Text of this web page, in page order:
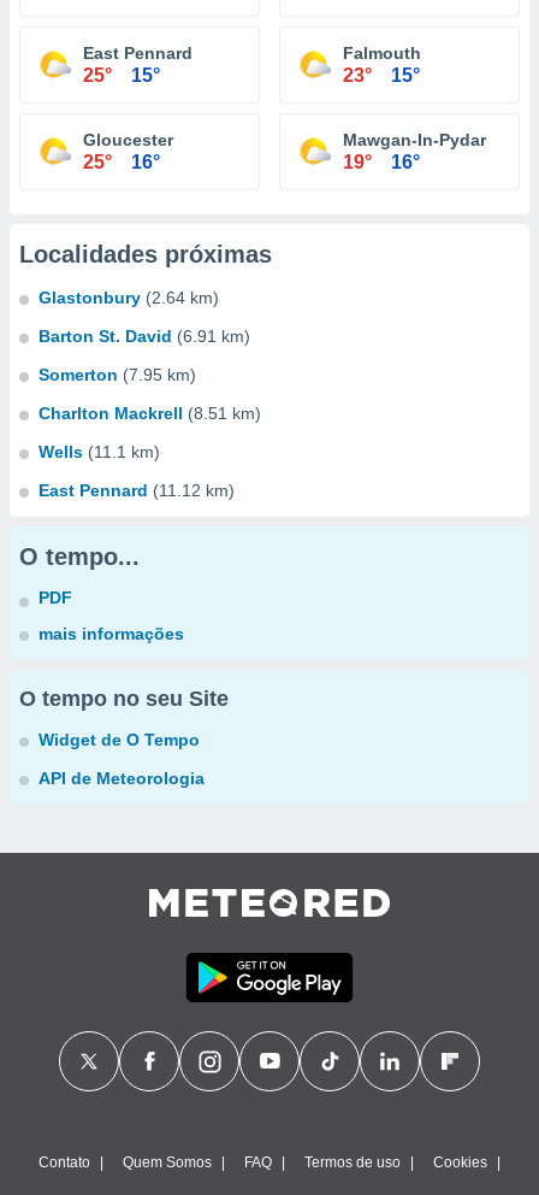
East Pennard
25° 15°
Falmouth
23° 15°
Gloucester
25° 16°
Mawgan-In-Pydar
19° 16°
Localidades próximas
Glastonbury (2.64 km)
Barton St. David (6.91 km)
Somerton (7.95 km)
Charlton Mackrell (8.51 km)
Wells (11.1 km)
East Pennard (11.12 km)
O tempo...
PDF
mais informações
O tempo no seu Site
Widget de O Tempo
API de Meteorologia
Contato Quem Somos FAQ Termos de uso Cookies